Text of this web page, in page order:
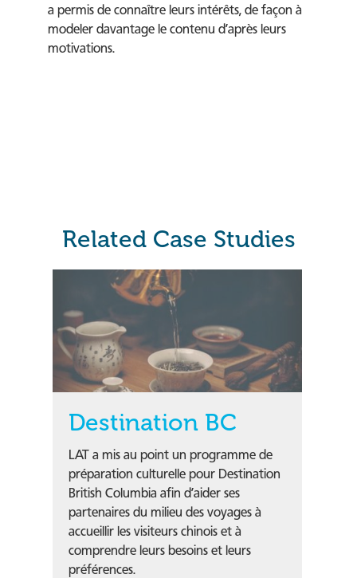
a permis de connaître leurs intérêts, de façon à
modeler davantage le contenu d’après leurs
motivations.
Related Case Studies
Destination BC
LAT a mis au point un programme de
préparation culturelle pour Destination
British Columbia afin d’aider ses
partenaires du milieu des voyages à
accueillir les visiteurs chinois et à
comprendre leurs besoins et leurs
préférences.